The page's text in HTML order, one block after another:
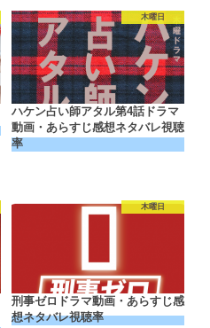
木曜日
ハケン占い師アタル第4話ドラマ
動画・あらすじ感想ネタバレ視聴
率
木曜日
刑事ゼロドラマ動画・あらすじ感
想ネタバレ視聴率